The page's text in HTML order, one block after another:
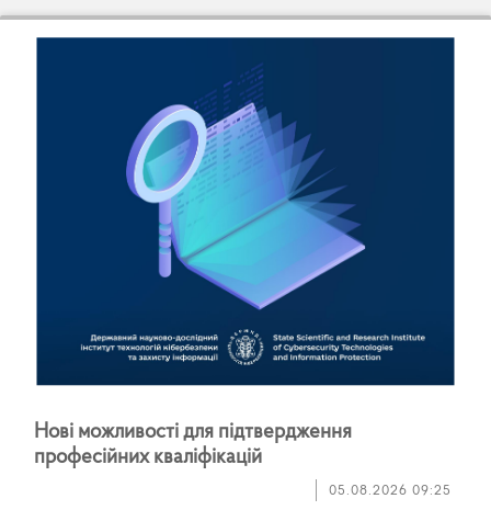
Нові можливості для підтвердження
професійних кваліфікацій
05.08.2026 09:25